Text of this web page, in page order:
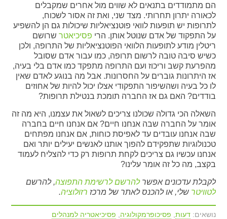
הם מתמודדים בתנאים לא שווים מול אחרים שמקבלים
לכאורה יתרון תחרותי. מצד שני, ואת זה אסור לשכוח,
לתרופות יש תופעות לוואי פוטנציאליות שיכולות גם הן להשפיע
על התפקוד של אדם שנוטל אותן. הרי פסיכיאטר שרושם
ריטלין מודע לתופעות הלוואי הפוטנציאליות של התרופה, ולכן
כשיש סיבה טובה לרשום תרופה, כמו עבור אדם שסובל
מהפרעת קשב וריכוז ועם התרופה מתפקד כמו אדם בלי בעיה,
אז היתרונות גוברים על החסרונות. אבל מה בנוגע לאדם שאין
לו כל בעיה ושהשיפור התפקודי אצלו יכול להיות של אחוזים
בודדים? האם גם אז החברה תומכת בנטילת תרופות?
השאלה הכי גדולה שכולנו צריכים לשאול את עצמנו, היא מה זה
אומר על החברה שבה אנחנו חיים? אם אנחנו חיים בחברה
שבה אנחנו עובדים עד לאפיסת כוחות, אם אנחנו מפתחים
טכנולוגיות שתפקידם להפוך אותנו לאנשים יעילים יותר ואם
אנחנו עכשיו גם צריכים לקחת תרופות רק כדי להצליח לעמוד
בקצב, מה כל זה אומר עלינו?
לקבלת עדכונים אפשרלהרשם לרשימת התפוצה, להרשם
לטוויטרשלי, או להכנס לאתר של מרכז רזולוציה.
נושאים:דעות פסיכופרמקולוגיה
פסיכיאטריה למנהלים